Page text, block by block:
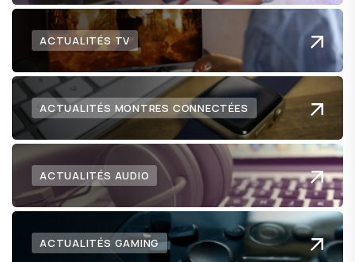
ACTUALITÉS TV
ACTUALITÉS MONTRES CONNECTÉES
ACTUALITÉS AUDIO
ACTUALITÉS GAMING